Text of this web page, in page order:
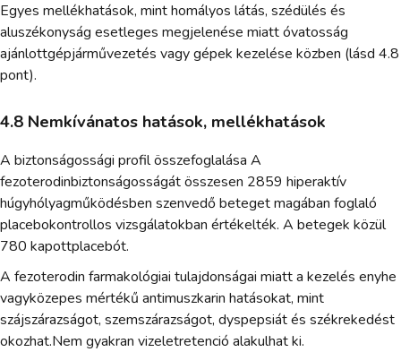
Egyes mellékhatások, mint homályos látás, szédülés és
aluszékonyság esetleges megjelenése miatt óvatosság
ajánlottgépjárművezetés vagy gépek kezelése közben (lásd 4.8
pont).
4.8 Nemkívánatos hatások, mellékhatások
A biztonságossági profil összefoglalása A
fezoterodinbiztonságosságát összesen 2859 hiperaktív
húgyhólyagműködésben szenvedő beteget magában foglaló
placebokontrollos vizsgálatokban értékelték. A betegek közül
780 kapottplacebót.
A fezoterodin farmakológiai tulajdonságai miatt a kezelés enyhe
vagyközepes mértékű antimuszkarin hatásokat, mint
szájszárazságot, szemszárazságot, dyspepsiát és székrekedést
okozhat.Nem gyakran vizeletretenció alakulhat ki.